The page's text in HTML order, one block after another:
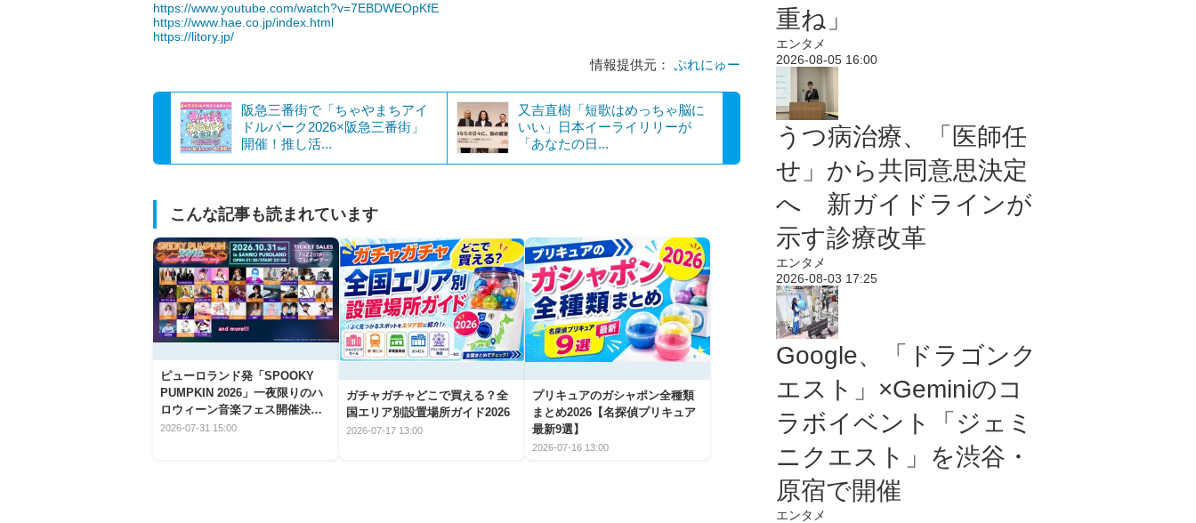
https://www.youtube.com/watch?v=7EBDWEOpKfE
https://www.hae.co.jp/index.html
https://litory.jp/
情報提供元： ぷれにゅー
阪急三番街で「ちゃやまちアイ
ドルパーク2026×阪急三番街」
開催！推し活...
又吉直樹「短歌はめっちゃ脳に
いい」日本イーライリリーが
「あなたの日...
こんな記事も読まれています
ピューロランド発「SPOOKY
PUMPKIN 2026」一夜限りのハ
ロウィーン音楽フェス開催決
定！
2026-07-31 15:00
ガチャガチャどこで買える？全
国エリア別設置場所ガイド2026
2026-07-17 13:00
プリキュアのガシャポン全種類
まとめ2026【名探偵プリキュア
最新9選】
2026-07-16 13:00
重ね」
エンタメ
2026-08-05 16:00
うつ病治療、「医師任
せ」から共同意思決定
へ 新ガイドラインが
示す診療改革
エンタメ
2026-08-03 17:25
Google、「ドラゴンク
エスト」×Geminiのコ
ラボイベント「ジェミ
ニクエスト」を渋谷・
原宿で開催
エンタメ